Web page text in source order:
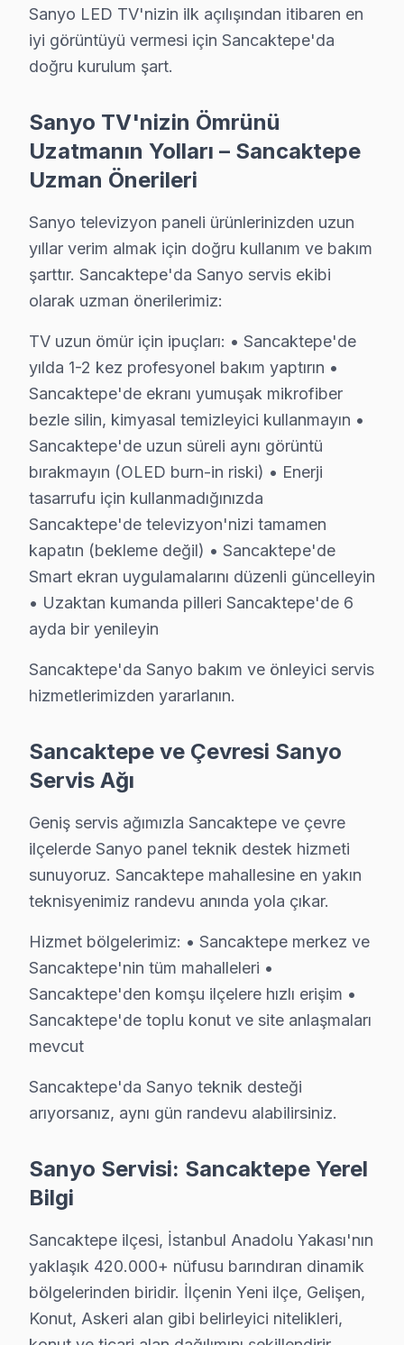
• Yazılım güncelleme ve hata giderme: ₺200 – ₺500
• T-Con kartı değişimi: ₺350 – ₺900
• Güç kartı (power board) tamiri: ₺400 – ₺1.200
• Kapasitör değişimi (anakart): ₺250 – ₺600
• Ses kartı/hoparlör tamiri: ₺300 – ₺700
Sancaktepe fiyat politikamız — Sancaktepe
• Sancaktepe'de ücretsiz arıza teşhisi (tamir yapılırsa)
• Sancaktepe servisimizde parça ve işçilik fiyatları
• Taksit seçeneği mevcuttur
Not: Sancaktepe'de nihai fiyat, arıza teşhisinden
Sancaktepe Sanyo TV Teknik Destek
Sancaktepe'de Sanyo LED TV sahiplerine
VA Panel/LED Panel ve Ekran Onarımı: Renk
Kart Düzeyinde Tamir: Ana kart, güç kartı ve T-Con
Smart görüntüleme sistemi Platform Sorunları: LED
Port ve Bağlantı Tamiri: HDMI, USB ve optik ses
» Sancaktepe genelinde mobil servis ekibimizle
Sancaktepe'de Sanyo televizyon ünitesi tamiri
Fiyatlar neye göre değişir: Arıza tipi, ekran boyutu ve
Ödeme kolaylığı: Kredi kartı, havale ve NFC ödeme
» Sancaktepe'de aynı gün teşhis, şeffaf fiyat teklifi ve
Sanyo Servisi Garanti ve Sonrası Destek
Sancaktepe Sanyo TV Servis Garanti Belgesi - 1 Yıl Parça
Sancaktepe'de Sanyo akıllı TV tamirinde garanti
Sancaktepe servisinde işçilik garantisi: Sanyo tamiri 6
Sanyo parça garantisi: Sancaktepe'de değiştirdiğimiz
Garanti belgesi: Her Sancaktepe Sanyo tamiri sonrası
Sancaktepe servis sonrası erişim: "Sanyo TV'min sesi
Sancaktepe Sanyo Mevsimsel Servis Verisi
Metro ve Otobüs hatları güzergahındaki trafik
Sanyo parça tedariki açısından da Sancaktepe'ye
Sancaktepe Sanyo TV Servisi – Sık Sorulan
S: Sancaktepe'de arıza tespit nasıl yapılıyor?
C: Sancaktepe servisimizde müşterinin sorunu
S: Sancaktepe'de ekran donması ya da bulanıklık
Sanyo LED TV'nizin ilk açılışından itibaren en
iyi görüntüyü vermesi için Sancaktepe'da
doğru kurulum şart.
Sanyo TV'nizin Ömrünü
Uzatmanın Yolları – Sancaktepe
Uzman Önerileri
Sanyo televizyon paneli ürünlerinizden uzun
yıllar verim almak için doğru kullanım ve bakım
şarttır. Sancaktepe'da Sanyo servis ekibi
olarak uzman önerilerimiz:
TV uzun ömür için ipuçları: • Sancaktepe'de
yılda 1-2 kez profesyonel bakım yaptırın •
Sancaktepe'de ekranı yumuşak mikrofiber
bezle silin, kimyasal temizleyici kullanmayın •
Sancaktepe'de uzun süreli aynı görüntü
bırakmayın (OLED burn-in riski) • Enerji
tasarrufu için kullanmadığınızda
Sancaktepe'de televizyon'nizi tamamen
kapatın (bekleme değil) • Sancaktepe'de
Smart ekran uygulamalarını düzenli güncelleyin
• Uzaktan kumanda pilleri Sancaktepe'de 6
ayda bir yenileyin
Sancaktepe'da Sanyo bakım ve önleyici servis
hizmetlerimizden yararlanın.
Sancaktepe ve Çevresi Sanyo
Servis Ağı
Geniş servis ağımızla Sancaktepe ve çevre
ilçelerde Sanyo panel teknik destek hizmeti
sunuyoruz. Sancaktepe mahallesine en yakın
teknisyenimiz randevu anında yola çıkar.
Hizmet bölgelerimiz: • Sancaktepe merkez ve
Sancaktepe'nin tüm mahalleleri •
Sancaktepe'den komşu ilçelere hızlı erişim •
Sancaktepe'de toplu konut ve site anlaşmaları
mevcut
Sancaktepe'da Sanyo teknik desteği
arıyorsanız, aynı gün randevu alabilirsiniz.
Sanyo Servisi: Sancaktepe Yerel
Bilgi
Sancaktepe ilçesi, İstanbul Anadolu Yakası'nın
yaklaşık 420.000+ nüfusu barındıran dinamik
bölgelerinden biridir. İlçenin Yeni ilçe, Gelişen,
Konut, Askeri alan gibi belirleyici nitelikleri,